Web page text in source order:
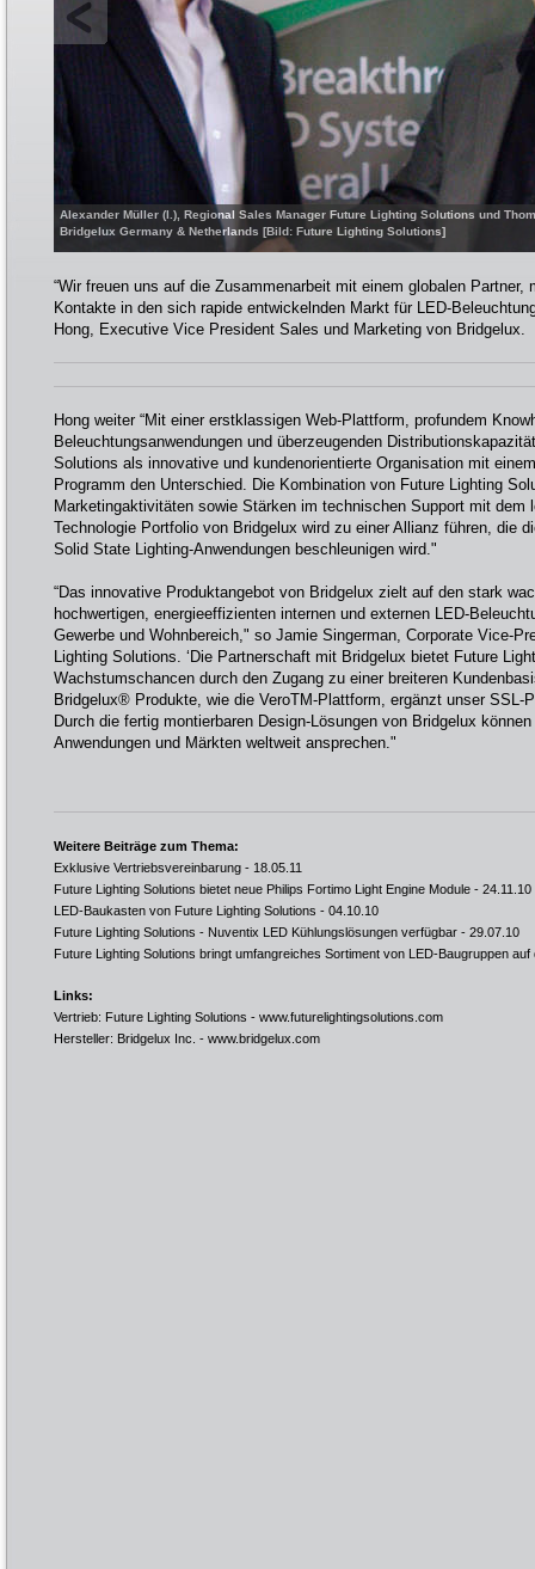
Alexander Müller (l.), Regional Sales Manager Future Lighting Solutions und
Bridgelux Germany & Netherlands [Bild: Future Lighting Solutions]
“Wir freuen uns auf die Zusammenarbeit mit einem globalen Partner,
Kontakte in den sich rapide entwickelnden Markt für LED-
Hong, Executive Vice President Sales und Marketing von Bridgelux.
Hong weiter “Mit einer erstklassigen Web-Plattform, profundem
Beleuchtungsanwendungen und überzeugenden
Solutions als innovative und kundenorientierte Organisation mit
Programm den Unterschied. Die Kombination von Future Lighting
Marketingaktivitäten sowie Stärken im technischen Support mit dem
Technologie Portfolio von Bridgelux wird zu einer Allianz führen, die
Solid State Lighting-Anwendungen beschleunigen wird."
“Das innovative Produktangebot von Bridgelux zielt auf den stark
hochwertigen, energieeffizienten internen und externen LED-
Gewerbe und Wohnbereich," so Jamie Singerman, Corporate Vice-
Lighting Solutions. ‘Die Partnerschaft mit Bridgelux bietet Future
Wachstumschancen durch den Zugang zu einer breiteren
Bridgelux® Produkte, wie die VeroTM-Plattform, ergänzt unser SSL-
Durch die fertig montierbaren Design-Lösungen von Bridgelux
Anwendungen und Märkten weltweit ansprechen."
Weitere Beiträge zum Thema:
Exklusive Vertriebsvereinbarung - 18.05.11
Future Lighting Solutions bietet neue Philips Fortimo Light Engine Module - 24.11.10
LED-Baukasten von Future Lighting Solutions - 04.10.10
Future Lighting Solutions - Nuventix LED Kühlungslösungen verfügbar - 29.07.10
Future Lighting Solutions bringt umfangreiches Sortiment von LED-Baugruppen auf
Links:
Vertrieb: Future Lighting Solutions - www.futurelightingsolutions.com
Hersteller: Bridgelux Inc. - www.bridgelux.com